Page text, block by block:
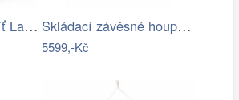
Závěsná houpací síť La Siesta SONRISA -… Skládací závěsné houpací křeslo…
5599,-Kč